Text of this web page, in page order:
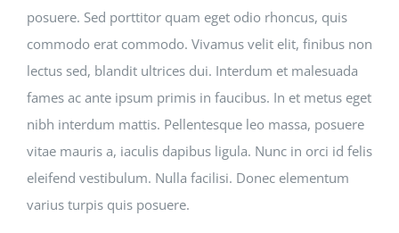
Islamic Lifestyle
CONTACT
posuere. Sed porttitor quam eget odio rhoncus, quis
commodo erat commodo. Vivamus velit elit, finibus non
lectus sed, blandit ultrices dui. Interdum et malesuada
fames ac ante ipsum primis in faucibus. In et metus eget
nibh interdum mattis. Pellentesque leo massa, posuere
vitae mauris a, iaculis dapibus ligula. Nunc in orci id felis
eleifend vestibulum. Nulla facilisi. Donec elementum
varius turpis quis posuere.